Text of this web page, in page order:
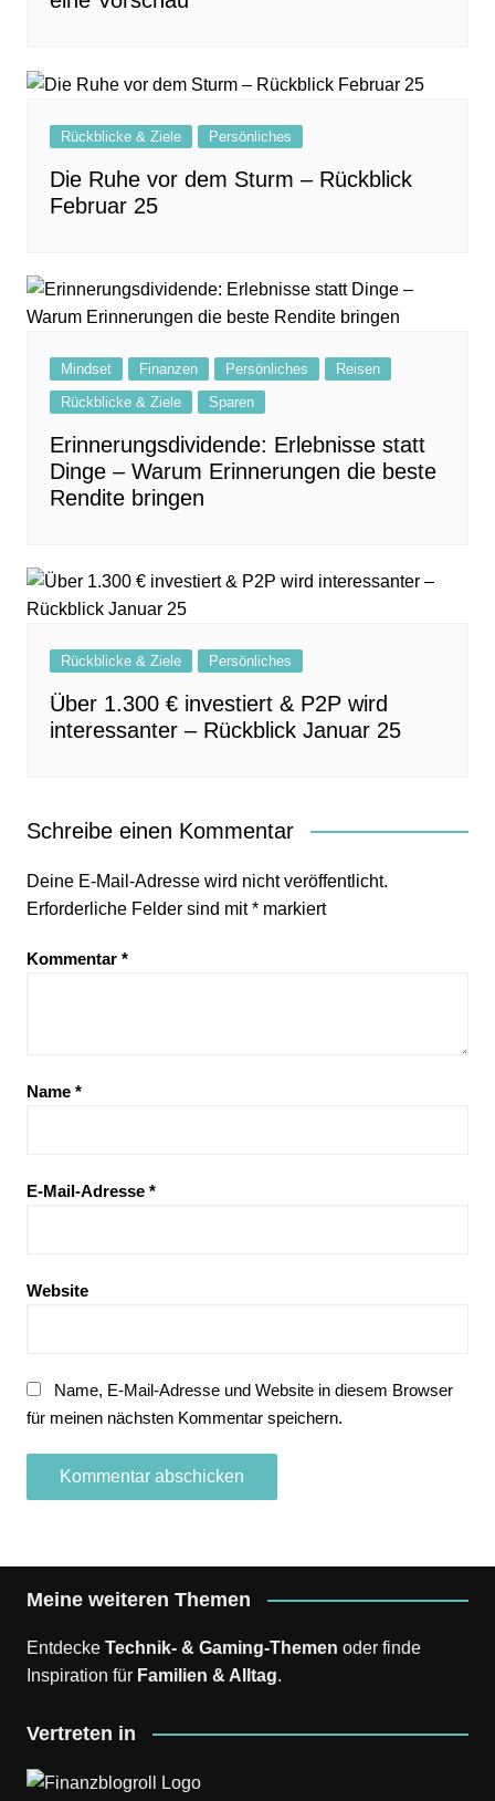
Rückblicke & Ziele Persönliches
Die Ruhe vor dem Sturm – Rückblick
Februar 25
Mindset Finanzen Persönliches
Reisen
Rückblicke & Ziele
Sparen
Erinnerungsdividende: Erlebnisse statt
Dinge – Warum Erinnerungen die beste
Rendite bringen
Rückblicke & Ziele Persönliches
Über 1.300 € investiert & P2P wird
interessanter – Rückblick Januar 25
Schreibe einen Kommentar
Deine E-Mail-Adresse wird nicht veröffentlicht.
Erforderliche Felder sind mit*markiert
Kommentar *
Name *
E-Mail-Adresse *
Website
Name, E-Mail-Adresse und Website in diesem Browser
für meinen nächsten Kommentar speichern.
Meine weiteren Themen
Entdecke Technik- & Gaming-Themen oder finde
Inspiration für Familien & Alltag.
Vertreten in